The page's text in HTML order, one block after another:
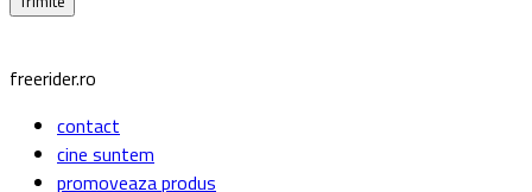
freerider.ro
contact
cine suntem
promoveaza produs